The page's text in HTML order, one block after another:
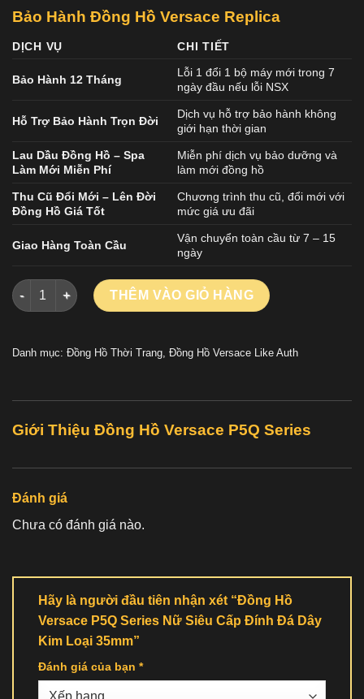
Bảo Hành Đồng Hồ Versace Replica
DỊCH VỤ CHI TIẾT
Bảo Hành 12 Tháng
Lỗi 1 đổi 1 bộ máy mới trong 7
ngày đầu nếu lỗi NSX
Hỗ Trợ Bảo Hành Trọn Đời
Dịch vụ hỗ trợ bảo hành không
giới hạn thời gian
Lau Dầu Đồng Hồ – Spa
Làm Mới Miễn Phí
Miễn phí dịch vụ bảo dưỡng và
làm mới đồng hồ
Thu Cũ Đổi Mới – Lên Đời
Đồng Hồ Giá Tốt
Chương trình thu cũ, đổi mới với
mức giá ưu đãi
Giao Hàng Toàn Cầu
Vận chuyển toàn cầu từ 7 – 15
ngày
Đồng Hồ Versace P5Q Series Nữ Siêu Cấp Đính Đá Dây Kim
THÊM VÀO GIỎ HÀNG
Danh mục: Đồng Hồ Thời Trang, Đồng Hồ Versace Like Auth
Giới Thiệu Đồng Hồ Versace P5Q Series
Đánh giá
Chưa có đánh giá nào.
Hãy là người đầu tiên nhận xét “Đồng Hồ
Versace P5Q Series Nữ Siêu Cấp Đính Đá Dây
Kim Loại 35mm”
Đánh giá của bạn *